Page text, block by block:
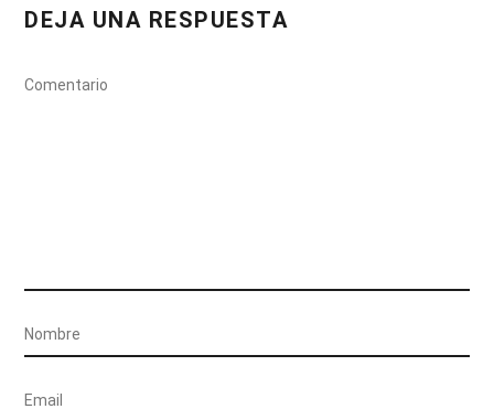
DEJA UNA RESPUESTA